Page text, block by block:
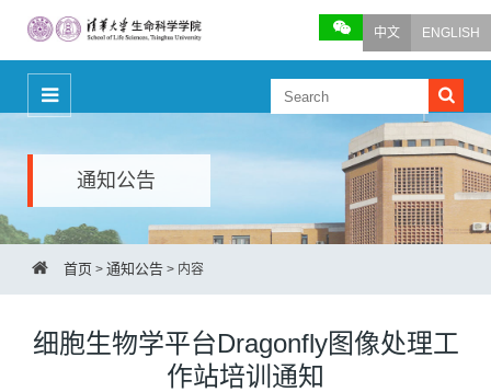
中文 ENGLISH
通知公告
首页 > 通知公告 > 内容
细胞生物学平台Dragonfly图像处理工
作站培训通知